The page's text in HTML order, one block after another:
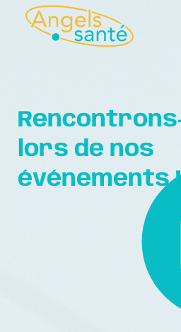
lors de nos
événements !